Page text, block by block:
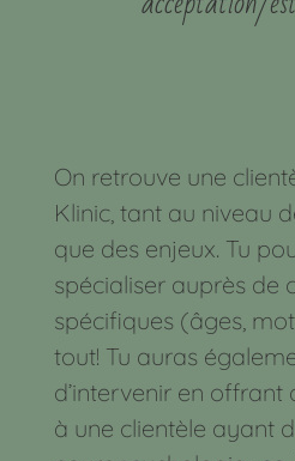
On retrouve une
Klinic, tant au niveau
que des enjeux. Tu
spécialiser auprès de
spécifiques (âges,
tout! Tu auras
d’intervenir en offrant
à une clientèle ayant